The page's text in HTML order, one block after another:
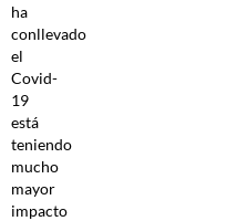
ha
conllevado
el
Covid-
19
está
teniendo
mucho
mayor
impacto